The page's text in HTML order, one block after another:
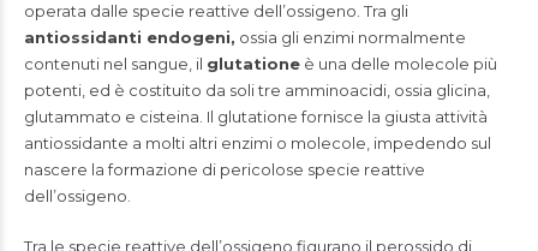
operata dalle specie reattive dell’ossigeno. Tra gli
antiossidanti endogeni, ossia gli enzimi normalmente
contenuti nel sangue, il glutatione è una delle molecole più
potenti, ed è costituito da soli tre amminoacidi, ossia glicina,
glutammato e cisteina. Il glutatione fornisce la giusta attività
antiossidante a molti altri enzimi o molecole, impedendo sul
nascere la formazione di pericolose specie reattive
dell’ossigeno.
Tra le specie reattive dell’ossigeno figurano il perossido di